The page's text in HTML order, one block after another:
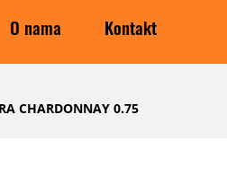
O nama Kontakt
CHARDONNAY 0.75